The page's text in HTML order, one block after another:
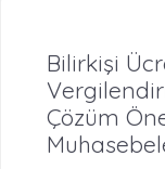
Bilirkişi
Çözüm